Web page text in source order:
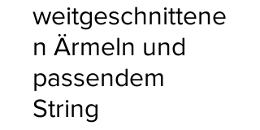
weitgeschnittene
n Ärmeln und
passendem
String